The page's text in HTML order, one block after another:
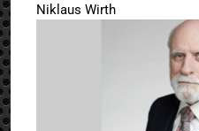
Niklaus Wirth